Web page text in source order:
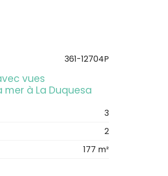
361-12704P
vues
à La Duquesa
3
2
177 m²